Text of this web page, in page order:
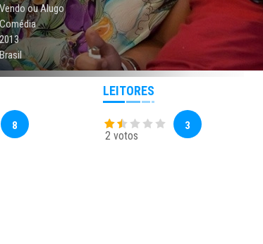
Vendo ou Alugo
Comédia
2013
Brasil
8
LEITORES
2 votos
3